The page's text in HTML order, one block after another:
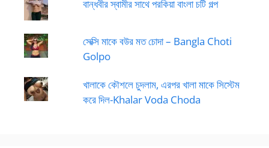
বান্ধবীর স্বামীর সাথে পরকিয়া বাংলা চটি গল্প
সেক্সি মাকে বউর মত চোদা – Bangla Choti
Golpo
খালাকে কৌশলে চুদলাম, এরপর খালা মাকে সিস্টেম
করে দিল-Khalar Voda Choda